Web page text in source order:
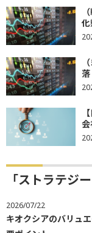
「ストラテジ
2026/07/22
キオクシアのバリュ